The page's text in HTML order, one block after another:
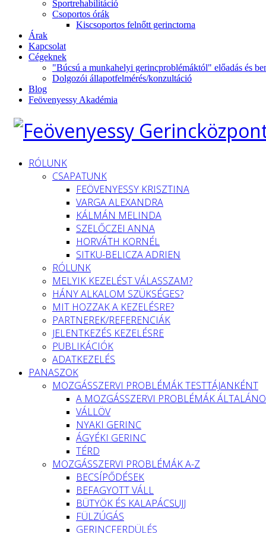
Sportrehabilitáció
Csoportos órák
Kiscsoportos felnőtt gerinctorna
Árak
Kapcsolat
Cégeknek
"Búcsú a munkahelyi gerincproblémáktól" előadás és
Dolgozói állapotfelmérés/konzultáció
Blog
Feövenyessy Akadémia
RÓLUNK
CSAPATUNK
FEÖVENYESSY KRISZTINA
VARGA ALEXANDRA
KÁLMÁN MELINDA
SZELŐCZEI ANNA
HORVÁTH KORNÉL
SITKU-BELICZA ADRIEN
RÓLUNK
MELYIK KEZELÉST VÁLASSZAM?
HÁNY ALKALOM SZÜKSÉGES?
MIT HOZZAK A KEZELÉSRE?
PARTNEREK/REFERENCIÁK
JELENTKEZÉS KEZELÉSRE
PUBLIKÁCIÓK
ADATKEZELÉS
PANASZOK
MOZGÁSSZERVI PROBLÉMÁK TESTTÁJANKÉNT
A MOZGÁSSZERVI PROBLÉMÁK
VÁLLÖV
NYAKI GERINC
ÁGYÉKI GERINC
TÉRD
MOZGÁSSZERVI PROBLÉMÁK A-Z
BECSÍPŐDÉSEK
BEFAGYOTT VÁLL
BÜTYÖK ÉS KALAPÁCSUJJ
FÜLZÚGÁS
GERINCFERDÜLÉS